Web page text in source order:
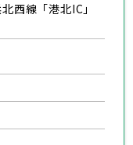
西線「港北IC」